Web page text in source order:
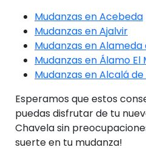
Mudanzas en Acebeda
Mudanzas en Ajalvir
Mudanzas en Alameda
Mudanzas en Álamo El
Mudanzas en Alcalá
Esperamos que estos
puedas disfrutar de tu
Chavela sin
suerte en tu mudanza!